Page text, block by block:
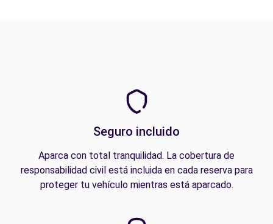
Seguro incluido
Aparca con total tranquilidad. La cobertura de
responsabilidad civil está incluida en cada reserva para
proteger tu vehículo mientras está aparcado.